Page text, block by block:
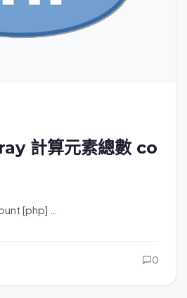
計算元素總數 co
[php] …
0